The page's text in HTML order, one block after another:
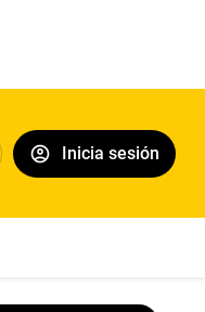
Inicia sesión